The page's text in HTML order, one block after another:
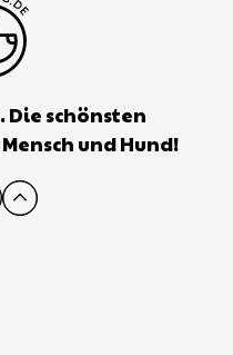
schönsten
und Hund!